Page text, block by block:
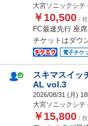
大宮ソニックシ
￥10,500 /
FC最速先行 座
チケットはダウ
電子チケ
スキマスイッ
AL vol.3
2026/08/31 (月)
大宮ソニックシ
￥15,800 /